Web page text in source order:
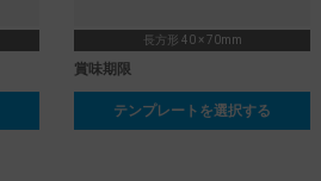
長方形 40 × 70mm
賞味期限
テンプレートを選択する